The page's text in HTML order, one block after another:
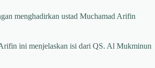
menghadirkan ustad Muchamad Arifin
ini menjelaskan isi dari QS. Al Mukminun